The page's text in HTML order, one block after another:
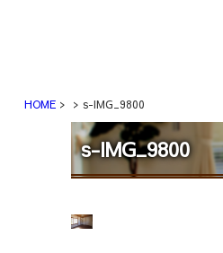
HOME s-IMG_9800
s-IMG_9800